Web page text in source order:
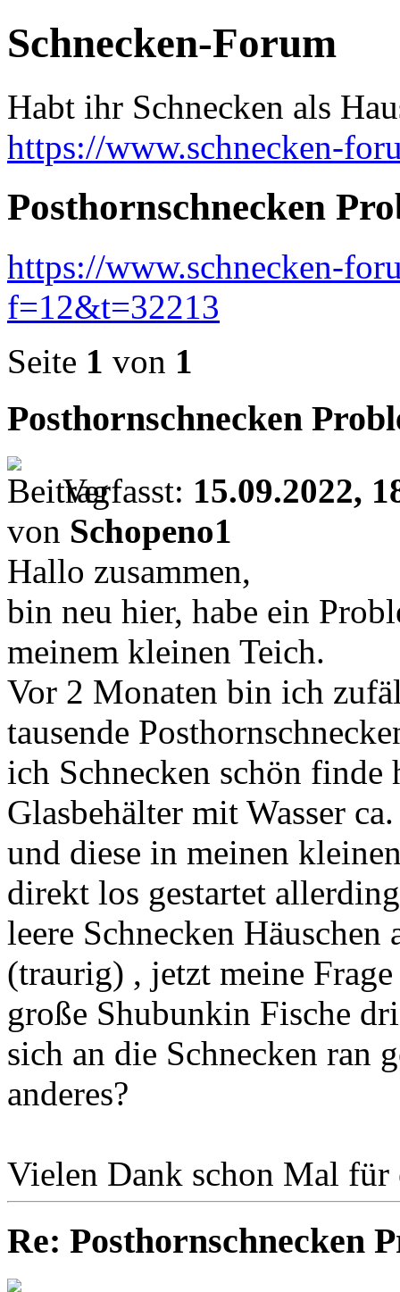
Schnecken-Forum
Habt ihr Schnecken als
https://www.schnecken-
Posthornschnecken
https://www.schnecken-
f=12&t=32213
Seite 1 von 1
Posthornschnecken
Verfasst: 15.09.2022,
von Schopeno1
Hallo zusammen,
bin neu hier, habe ein
meinem kleinen Teich.
Vor 2 Monaten bin ich
tausende
ich Schnecken schön
Glasbehälter mit Wasser
und diese in meinen
direkt los gestartet
leere Schnecken Häuschen
(traurig) , jetzt meine
große Shubunkin Fische
sich an die Schnecken ran
anderes?
Vielen Dank schon Mal für
Re: Posthornschnecken